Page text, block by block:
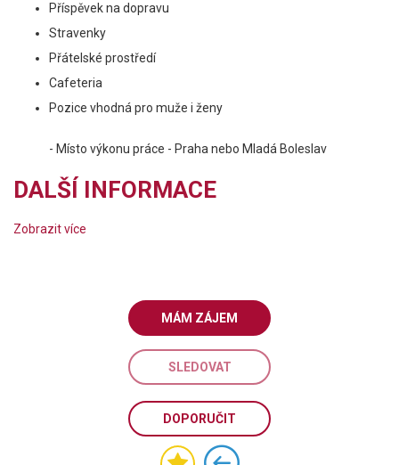
Příspěvek na dopravu
Stravenky
Přátelské prostředí
Cafeteria
Pozice vhodná pro muže i ženy
- Místo výkonu práce - Praha nebo Mladá Boleslav
DALŠÍ INFORMACE
Zobrazit více
MÁM ZÁJEM
SLEDOVAT
DOPORUČIT